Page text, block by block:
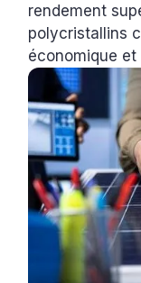
rendement
polycristallins
économique et